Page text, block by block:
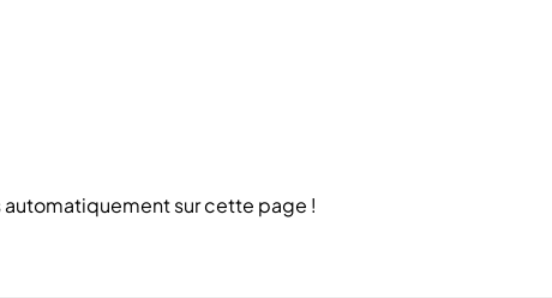
sur cette page !